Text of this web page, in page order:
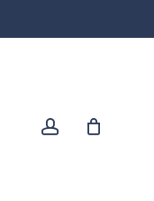
account
Close